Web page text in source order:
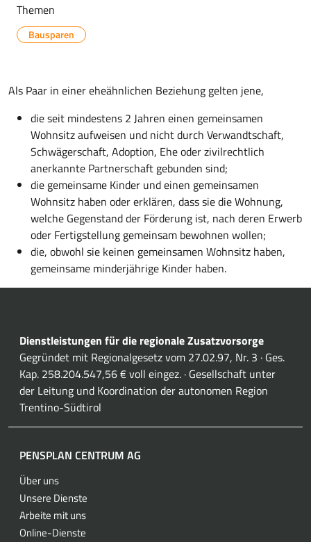
Themen
Bausparen
Als Paar in einer eheähnlichen Beziehung gelten jene,
die seit mindestens 2 Jahren einen gemeinsamen
Wohnsitz aufweisen und nicht durch Verwandtschaft,
Schwägerschaft, Adoption, Ehe oder zivilrechtlich
anerkannte Partnerschaft gebunden sind;
die gemeinsame Kinder und einen gemeinsamen
Wohnsitz haben oder erklären, dass sie die Wohnung,
welche Gegenstand der Förderung ist, nach deren Erwerb
oder Fertigstellung gemeinsam bewohnen wollen;
die, obwohl sie keinen gemeinsamen Wohnsitz haben,
gemeinsame minderjährige Kinder haben.
Dienstleistungen für die regionale Zusatzvorsorge
Gegründet mit Regionalgesetz vom 27.02.97, Nr. 3 · Ges.
Kap. 258.204.547,56 € voll eingez. · Gesellschaft unter
der Leitung und Koordination der autonomen Region
Trentino-Südtirol
PENSPLAN CENTRUM AG
Über uns
Unsere Dienste
Arbeite mit uns
Online-Dienste